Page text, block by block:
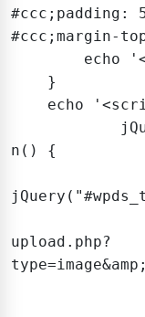
#ccc;padding:
#ccc;margin-
n() {
upload.php?